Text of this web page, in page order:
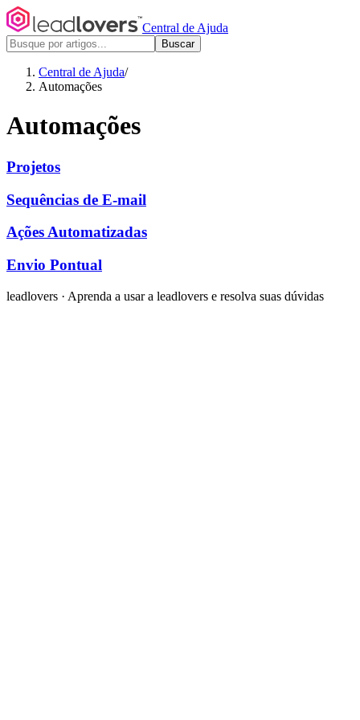
Central de Ajuda
Buscar
Central de Ajuda/
Automações
Automações
Projetos
Sequências de E-mail
Ações Automatizadas
Envio Pontual
leadlovers · Aprenda a usar a leadlovers e resolva suas dúvidas